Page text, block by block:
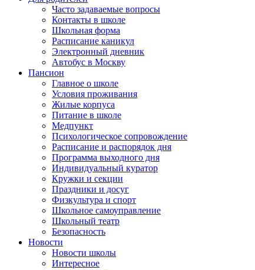
Часто задаваемые вопросы
Контакты в школе
Школьная форма
Расписание каникул
Электронный дневник
Автобус в Москву
Пансион
Главное о школе
Условия проживания
Жилые корпуса
Питание в школе
Медпункт
Психологическое сопровождение
Расписание и распорядок дня
Программа выходного дня
Индивидуальный куратор
Кружки и секции
Праздники и досуг
Физкультура и спорт
Школьное самоуправление
Школьный театр
Безопасность
Новости
Новости школы
Интересное